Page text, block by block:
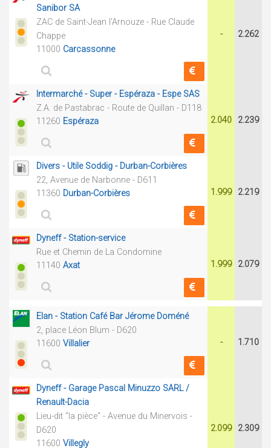
Sanibor SA
ZAC de Saint-Jean l'Arnouze - Rue Claude
Chappe
11000 Carcassonne
- 2.262
Intermarché - Super - Espéraza - Espe SAS
Z.A. de Pastabrac - Route de Quillan - D118
11260 Espéraza 2.040 2.239
Divers - Utile Soddig - Durban-Corbières
22, Avenue de Narbonne - D611
11360 Durban-Corbières 1.999 2.219
Dyneff - Station-service
Rue et Chemin de La Condomine
11140 Axat 1.999 2.079
Elan - Station Café Bar Jérome Doméné
2, place Léon Blum - D620
11600 Villalier - 1.710
Dyneff - Garage Pascal Minuzzo SARL /
Renault-Dacia
Lieu-dit "la pièce" - Avenue du Minervois -
D620
11600 Villegly
2.099 2.309